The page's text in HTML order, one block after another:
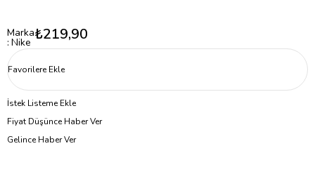
Marka
: Nike ₺219,90
Favorilere Ekle
İstek Listeme Ekle
Fiyat Düşünce Haber Ver
Gelince Haber Ver